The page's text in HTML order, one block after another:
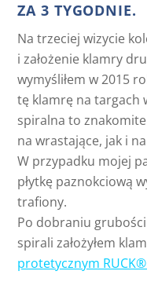
ZA 3 TYGODNIE.
Na trzeciej wizycie
i założenie klamry
wymyśliłem w 2015
tę klamrę na targach
spiralna to
na wrastające, jak i
W przypadku mojej
płytkę paznokciową
trafiony.
Po dobraniu
spirali założyłem
protetycznym